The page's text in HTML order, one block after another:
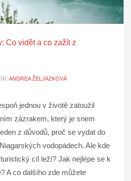
Co vidět a co zažít z
ANDREA ŽELJAZKOVÁ
jednou v životě zatoužil
zázrakem, který je snem
z důvodů, proč se vydat do
vodopádech. Ale kde
cíl leží? Jak nejlépe se k
A co dalšího zde můžete